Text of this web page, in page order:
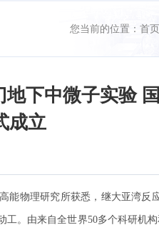
您当前的位置： 首页
地下中微子实验
成立
物理研究所获悉，继大亚湾反
。由来自全世界50多个科研机